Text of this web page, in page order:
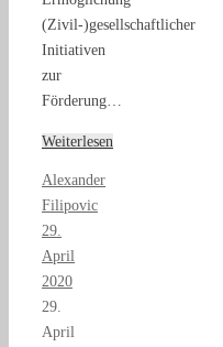
(Zivil-)gesellschaftlicher
Initiativen
zur
Förderung…
Weiterlesen
Alexander
Filipovic
29.
April
2020
29.
April